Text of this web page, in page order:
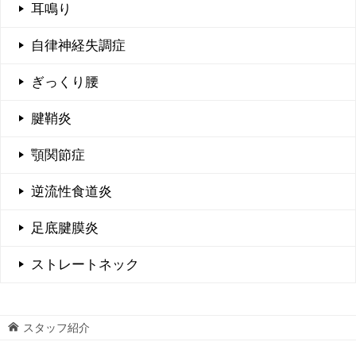
耳鳴り
自律神経失調症
ぎっくり腰
腱鞘炎
顎関節症
逆流性食道炎
足底腱膜炎
ストレートネック
スタッフ紹介